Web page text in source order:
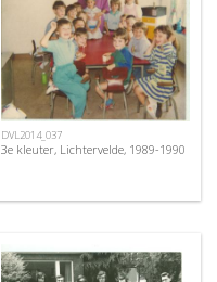
DVL2014_037
3e kleuter, Lichtervelde, 1989-1990